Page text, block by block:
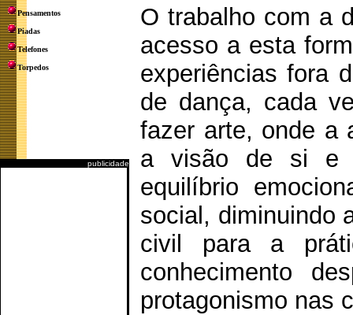
Pensamentos
Piadas
Telefones
Torpedos
publicidade
O trabalho com a
acesso a esta
experiências fora
de dança, cada
fazer arte, onde a
a visão de si e
equilíbrio
social, diminuindo
civil para a
conhecimento
protagonismo nas